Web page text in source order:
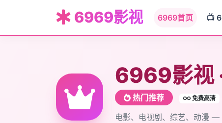
6969影视 6969首页 📺
6969影视
热门推荐 免费高清
电影、电视剧、综艺、动漫 —